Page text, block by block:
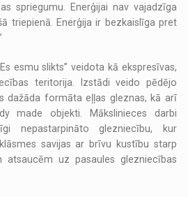
spriegumu. Enerģijai nav vajadzīga
triepienā. Enerģija ir bezkaislīga pret
esmu slikts” veidota kā ekspresīvas,
teritorija. Izstādi veido pēdējo
dažāda formāta eļļas gleznas, kā arī
made objekti. Mākslinieces darbi
nepastarpināto glezniecību, kur
savijas ar brīvu kustību starp
atsaucēm uz pasaules glezniecības